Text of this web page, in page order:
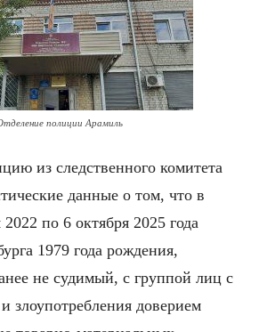
полиции Арамиль
из следственного комитета
данные о том, что в
по 6 октября 2025 года
1979 года рождения,
не судимый, с группой лиц с
злоупотребления доверием